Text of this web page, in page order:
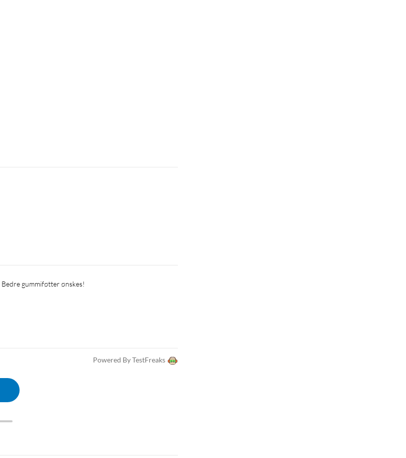
gummiføtter ønskes!
Powered By TestFreaks